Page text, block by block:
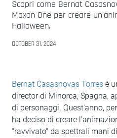
Scopri come Bernat
Maxon One per creare
Halloween.
OCTOBER 31, 2024
Bernat Casasnovas Torres è
director di Minorca, Spagna,
di personaggi. Quest'anno,
ha deciso di creare
“ravvivato" da spettrali mani